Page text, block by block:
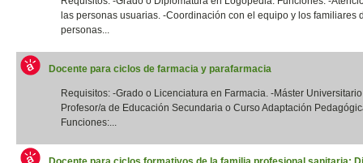
las personas usuarias. -Coordinación con el equipo y los familiares
personas...
Docente para ciclos de farmacia y parafarmacia
Requisitos: -Grado o Licenciatura en Farmacia. -Máster
Profesor/a de Educación Secundaria o Curso Adaptación
Funciones:...